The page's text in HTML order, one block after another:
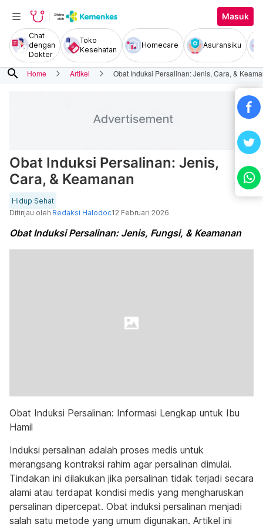
Masuk
Chat
dengan
Dokter
Toko
Kesehatan
Homecare Asuransiku
search Home Artikel Obat Induksi Persalinan: Jenis, Cara, &
Obat Induksi Persalinan: Jenis,
Cara, & Keamanan
Hidup Sehat
Ditinjau oleh Redaksi Halodoc12 Februari 2026
Obat Induksi Persalinan: Jenis, Fungsi, & Keamanan
Obat Induksi Persalinan: Informasi Lengkap untuk Ibu
Hamil
Induksi persalinan adalah proses medis untuk
merangsang kontraksi rahim agar persalinan dimulai.
Tindakan ini dilakukan jika persalinan tidak terjadi secara
alami atau terdapat kondisi medis yang mengharuskan
persalinan dipercepat. Obat induksi persalinan menjadi
salah satu metode yang umum digunakan. Artikel ini